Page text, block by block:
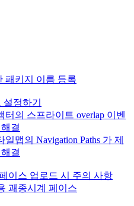
패키지 이름 등록
정하기
의 스프라이트 overlap 이벤
결
맵의 Navigation Paths 가 제
결
이스 업로드 시 주의 사항
괘종시계 페이스